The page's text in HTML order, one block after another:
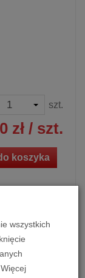
szt.
zł / szt.
koszyka
Cable
wszystkich